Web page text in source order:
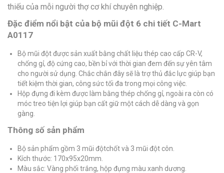
thiếu của mỗi người thợ cơ khí chuyên nghiệp.
Đặc điểm nổi bật của bộ mũi đột 6 chi tiết C-Mart
A0117
Bộ mũi đột được sản xuất bằng chất liệu thép cao cấp CR-V,
chống gỉ, độ cứng cao, bền bỉ với thời gian đem đến sự yên tâm
cho người sử dụng. Chắc chắn đây sẽ là trợ thủ đắc lực giúp bạn
tiết kiệm thời gian, công sức tối đa trong mọi công việc.
Hộp đựng đi kèm được làm bằng thép chống gỉ, ngoài ra còn có
móc treo tiện lợi giúp bạn cất giữ một cách dễ dàng và gọn
gàng.
Thông số sản phẩm
Bộ sản phẩm gồm 3 mũi độtchốt và 3 mũi đột côn.
Kích thước: 170x95x20mm.
Màu sắc: Vàng phối trắng, hộp đựng màu xanh dương.